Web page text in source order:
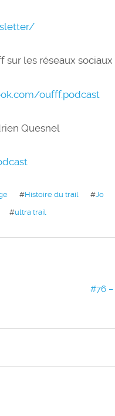
sur les réseaux sociaux
oufff.podcast
Quesnel
#Histoire du trail #Jo
#ultra trail
#76